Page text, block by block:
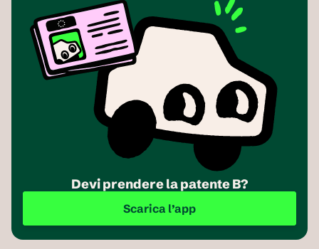
Devi prendere la patente B?
Scarica l’app